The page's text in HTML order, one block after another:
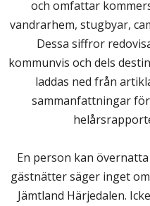
och omfattar
vandrarhem, stugbyar,
Dessa siffror
kommunvis och dels
laddas ned från
sammanfattningar
En person kan
gästnätter säger inget
Jämtland Härjedalen.